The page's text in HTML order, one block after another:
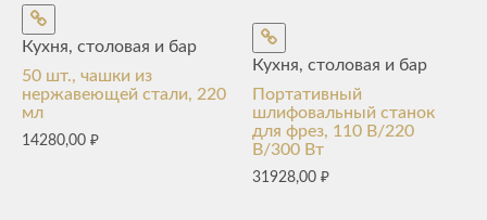
Кухня, столовая и бар
50 шт., чашки из
нержавеющей стали, 220
мл
14280,00 ₽
Кухня, столовая и бар
Портативный
шлифовальный станок
для фрез, 110 В/220
В/300 Вт
31928,00₽